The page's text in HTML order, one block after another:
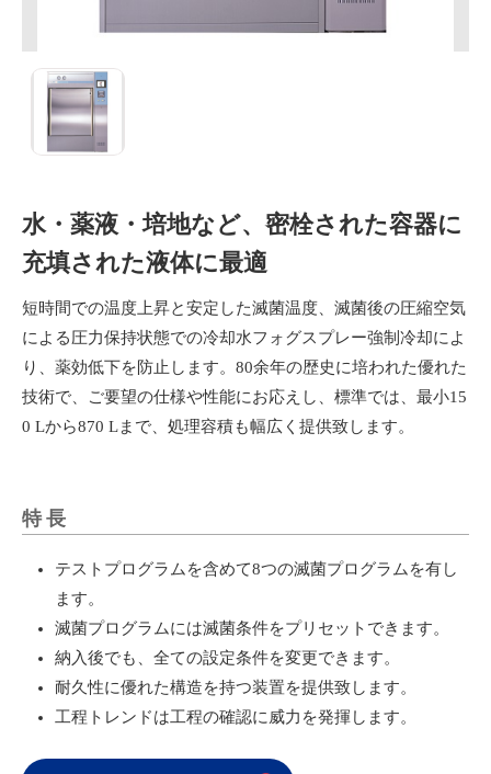
LXⅢ-R10
水・薬液・培地など、密栓された容器に
充填された液体に最適
短時間での温度上昇と安定した滅菌温度、滅菌後の圧縮空気
による圧力保持状態での冷却水フォグスプレー強制冷却によ
り、薬効低下を防止します。80余年の歴史に培われた優れた
技術で、ご要望の仕様や性能にお応えし、標準では、最小15
0 Lから870 Lまで、処理容積も幅広く提供致します。
特長
テストプログラムを含めて8つの滅菌プログラムを有し
ます。
滅菌プログラムには滅菌条件をプリセットできます。
納入後でも、全ての設定条件を変更できます。
耐久性に優れた構造を持つ装置を提供致します。
工程トレンドは工程の確認に威力を発揮します。